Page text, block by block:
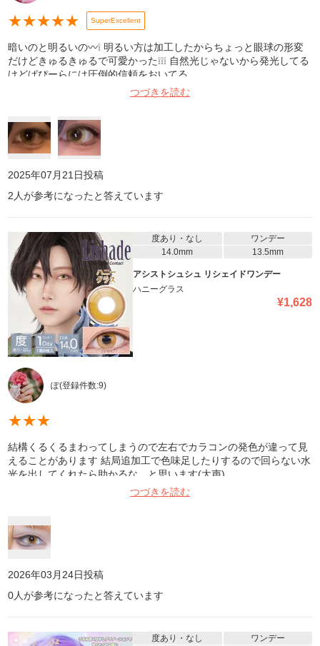
★★★★★ SuperExcellent
暗いのと明るいの〰️❕ 明るい方は加工したからちょっと眼球の形変
だけどきゅるきゅるで可愛かった❕❕❕ 自然光じゃないから発光してる
けどぱぴーらには圧倒的信頼をおいてる
つづきを読む
2025年07月21日投稿
2 人が参考になったと答えています
度あり・なし
ワンデー
14.0mm
13.5mm
アシストシュシュ リシェイドワンデー
ハニーグラス
¥1,628
ぽ(登録件数:9)
★★★
結構くるくるまわってしまうので左右でカラコンの発色が違って見
えることがあります 結局追加工で色味足したりするので回らない水
光を出してくれたら助かるな…と思います(大声)
つづきを読む
2026年03月24日投稿
0人が参考になったと答えています
度あり・なし
ワンデー